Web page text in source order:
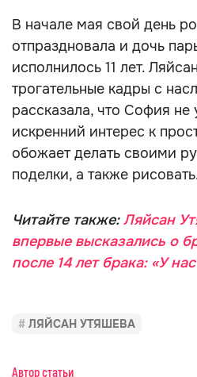
В начале мая свой день
отпраздновала и дочь
исполнилось 11 лет. Ляйсан
трогательные кадры с
рассказала, что София не
искренний интерес к
обожает делать своими
поделки, а также
Читайте также:Ляйсан
впервые высказались о
после 14 лет брака: «У
ЛЯЙСАН УТЯШЕВА
Автор статьи